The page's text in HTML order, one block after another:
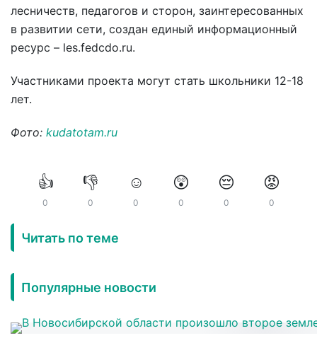
лесничеств, педагогов и сторон, заинтересованных
в развитии сети, создан единый информационный
ресурс – les.fedcdo.ru.
Участниками проекта могут стать школьники 12-18
лет.
Фото: kudatotam.ru
👍
0
👎
0
☺️
0
😲
0
😔
0
😡
0
Читать по теме
Популярные новости